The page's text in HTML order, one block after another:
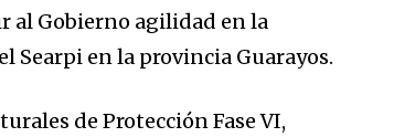
website or click
privacy and
us.
I've read and accept the
al Gobierno agilidad en la
Searpi en la provincia Guarayos.
de Protección Fase VI,